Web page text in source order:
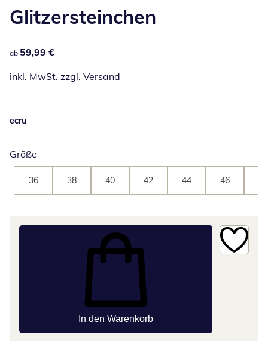
Glitzersteinchen
59,99 €
ab 59,99 €
inkl. MwSt. zzgl. Versand
ecru
Größe
36 38 40 42 44 46
In den Warenkorb